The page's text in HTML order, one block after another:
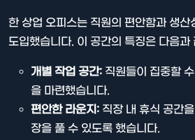
한 상업 오피스는 직원의 편안함과 생산
도입했습니다. 이 공간의 특징은 다음과
개별 작업 공간: 직원들이 집중할
을 마련했습니다.
편안한 라운지: 직장 내 휴식 공간
장을 풀 수 있도록 했습니다.